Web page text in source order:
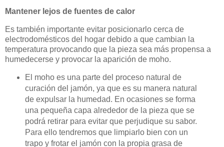
Mantener lejos de fuentes de calor
Es también importante evitar posicionarlo cerca de
electrodomésticos del hogar debido a que cambian la
temperatura provocando que la pieza sea más propensa a
humedecerse y provocar la aparición de moho.
El moho es una parte del proceso natural de
curación del jamón, ya que es su manera natural
de expulsar la humedad. En ocasiones se forma
una pequeña capa alrededor de la pieza que se
podrá retirar para evitar que perjudique su sabor.
Para ello tendremos que limpiarlo bien con un
trapo y frotar el jamón con la propia grasa de